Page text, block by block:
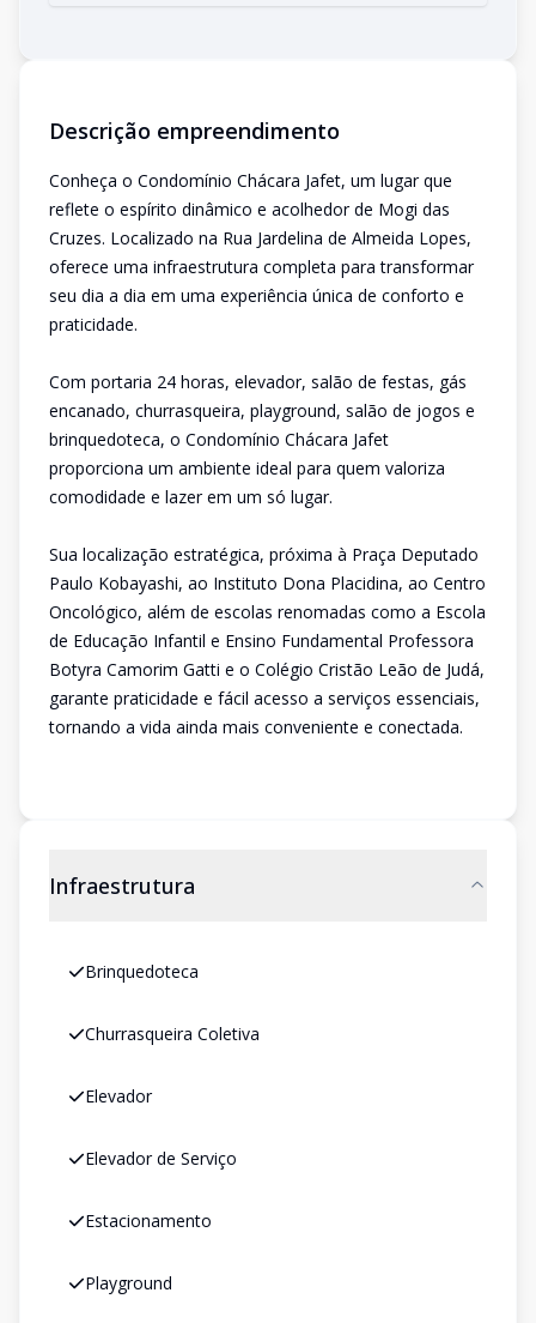
Descrição empreendimento
Conheça o Condomínio Chácara Jafet, um lugar que
reflete o espírito dinâmico e acolhedor de Mogi das
Cruzes. Localizado na Rua Jardelina de Almeida Lopes,
oferece uma infraestrutura completa para transformar
seu dia a dia em uma experiência única de conforto e
praticidade.
Com portaria 24 horas, elevador, salão de festas, gás
encanado, churrasqueira, playground, salão de jogos e
brinquedoteca, o Condomínio Chácara Jafet
proporciona um ambiente ideal para quem valoriza
comodidade e lazer em um só lugar.
Sua localização estratégica, próxima à Praça Deputado
Paulo Kobayashi, ao Instituto Dona Placidina, ao Centro
Oncológico, além de escolas renomadas como a Escola
de Educação Infantil e Ensino Fundamental Professora
Botyra Camorim Gatti e o Colégio Cristão Leão de Judá,
garante praticidade e fácil acesso a serviços essenciais,
tornando a vida ainda mais conveniente e conectada.
Infraestrutura
Brinquedoteca
Churrasqueira Coletiva
Elevador
Elevador de Serviço
Estacionamento
Playground